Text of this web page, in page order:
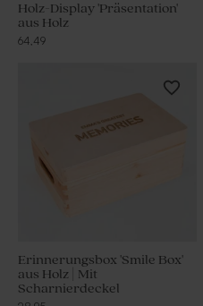
Holz-Display 'Präsentation'
aus Holz
64,49
Erinnerungsbox 'Smile Box'
aus Holz | Mit
Scharnierdeckel